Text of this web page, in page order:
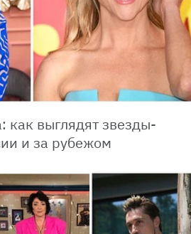
как выглядят звезды-
и за рубежом